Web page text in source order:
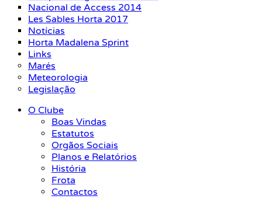
Nacional de Access 2014
Les Sables Horta 2017
Notícias
Horta Madalena Sprint
Links
Marés
Meteorologia
Legislação
O Clube
Boas Vindas
Estatutos
Orgãos Sociais
Planos e Relatórios
História
Frota
Contactos